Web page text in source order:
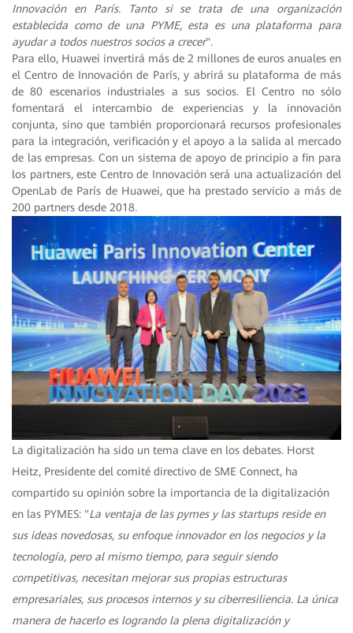
Innovación en París. Tanto si se trata de una organización
establecida como de una PYME, esta es una plataforma para
ayudar a todos nuestros socios a crecer".
Para ello, Huawei invertirá más de 2 millones de euros anuales en
el Centro de Innovación de París, y abrirá su plataforma de más
de 80 escenarios industriales a sus socios. El Centro no sólo
fomentará el intercambio de experiencias y la innovación
conjunta, sino que también proporcionará recursos profesionales
para la integración, verificación y el apoyo a la salida al mercado
de las empresas. Con un sistema de apoyo de principio a fin para
los partners, este Centro de Innovación será una actualización del
OpenLab de París de Huawei, que ha prestado servicio a más de
200 partners desde 2018.
La digitalización ha sido un tema clave en los debates. Horst
Heitz, Presidente del comité directivo de SME Connect, ha
compartido su opinión sobre la importancia de la digitalización
en las PYMES: "La ventaja de las pymes y las startups reside en
sus ideas novedosas, su enfoque innovador en los negocios y la
tecnología, pero al mismo tiempo, para seguir siendo
competitivas, necesitan mejorar sus propias estructuras
empresariales, sus procesos internos y su ciberresiliencia. La única
manera de hacerlo es logrando la plena digitalización y